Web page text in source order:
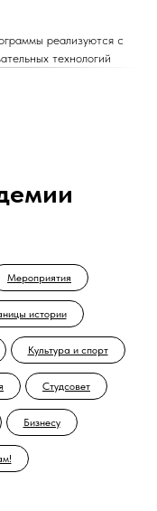
реализуются с
технологий
Мероприятия
истории
Культура и спорт
Студсовет
Бизнесу